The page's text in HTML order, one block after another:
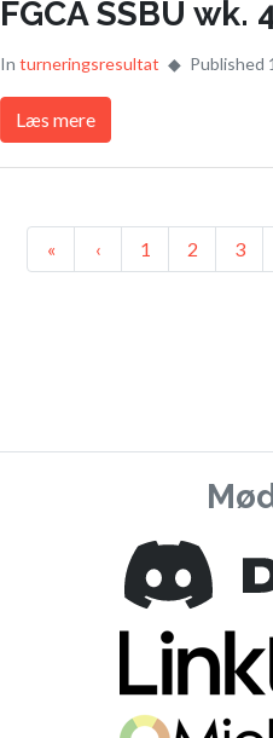
FGCA SSBU wk.
In turneringsresultat Published
Læs mere
«Previous
‹Previous
1 2 3